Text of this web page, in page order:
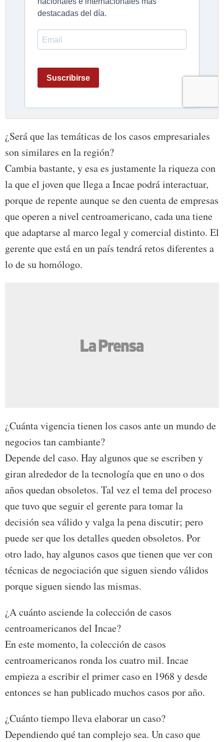
¿Será que las temáticas de los casos empresariales
son similares en la región?
Cambia bastante, y esa es justamente la riqueza con
la que el joven que llega a Incae podrá interactuar,
porque de repente aunque se den cuenta de empresas
que operen a nivel centroamericano, cada una tiene
que adaptarse al marco legal y comercial distinto. El
gerente que está en un país tendrá retos diferentes a
lo de su homólogo.
¿Cuánta vigencia tienen los casos ante un mundo de
negocios tan cambiante?
Depende del caso. Hay algunos que se escriben y
giran alrededor de la tecnología que en uno o dos
años quedan obsoletos. Tal vez el tema del proceso
que tuvo que seguir el gerente para tomar la
decisión sea válido y valga la pena discutir; pero
puede ser que los detalles queden obsoletos. Por
otro lado, hay algunos casos que tienen que ver con
técnicas de negociación que siguen siendo válidos
porque siguen siendo las mismas.
¿A cuánto asciende la colección de casos
centroamericanos del Incae?
En este momento, la colección de casos
centroamericanos ronda los cuatro mil. Incae
empieza a escribir el primer caso en 1968 y desde
entonces se han publicado muchos casos por año.
¿Cuánto tiempo lleva elaborar un caso?
Dependiendo qué tan complejo sea. Un caso que